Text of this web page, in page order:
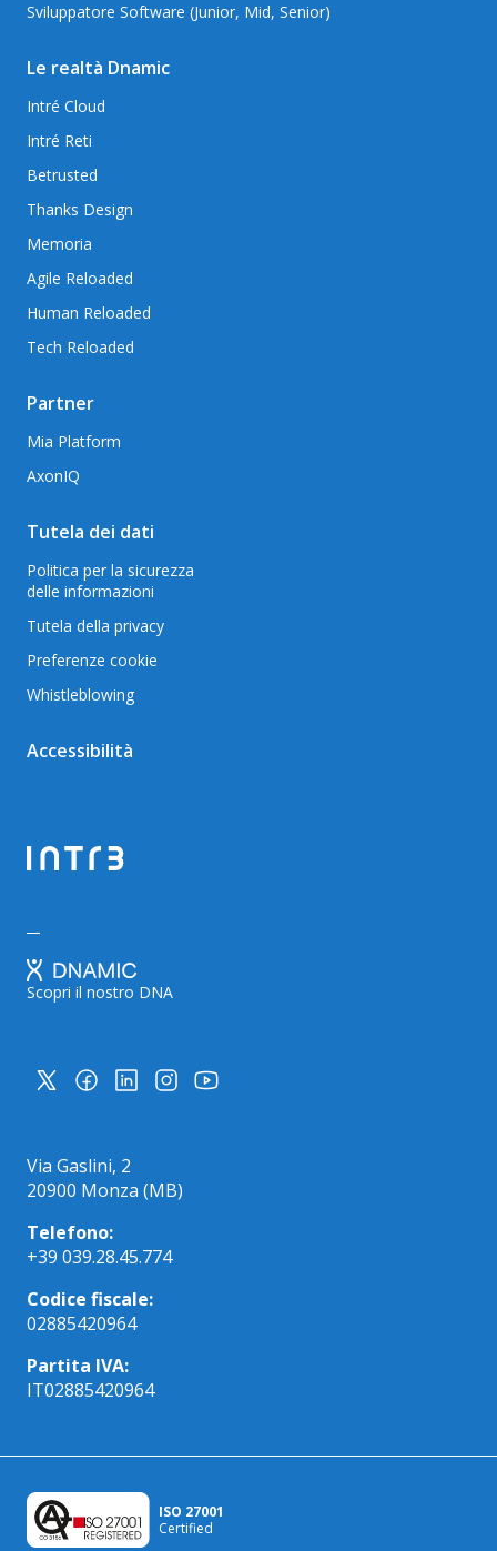
Sviluppatore Software (Junior, Mid, Senior)
Le realtà Dnamic
Intré Cloud
Intré Reti
Betrusted
Thanks Design
Memoria
Agile Reloaded
Human Reloaded
Tech Reloaded
Partner
Mia Platform
AxonIQ
Tutela dei dati
Politica per la sicurezza
delle informazioni
Tutela della privacy
Preferenze cookie
Whistleblowing
Accessibilità
Scopri il nostro DNA
Via Gaslini, 2
20900 Monza (MB)
Telefono:
+39 039.28.45.774
Codice fiscale:
02885420964
Partita IVA:
IT02885420964
ISO 27001
Certified